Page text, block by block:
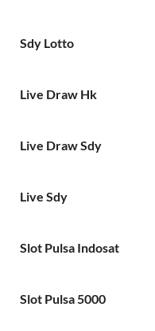
Sdy Lotto
Live Draw Hk
Live Draw Sdy
Live Sdy
Slot Pulsa Indosat
Slot Pulsa 5000